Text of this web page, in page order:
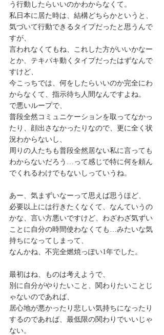
う行動したらいいのかわからなくて。
私日本に居た時は、結構どちらかというと、
気づいて行動できるタイプだったと思うんで
すが、
言われなくてもね、これした方がいいかなー
とか、テキパキ動くタイプだったはずなんで
すけど、
今こっちでは、何をしたらいいのか完全にわ
からなくて、指示待ち人間なんですよね。
で悪いループで、
普段全然コミュニケーションを取ってなかっ
たり、顔出さなかったりなので、更に全く状
況わからないし、
周りの人たちも普段全然居ない私に言っても
わからないだろう…って感じで特に何を頼ん
でくれるわけでもないしっていうね。
あー、気まずいなーって思えば思うほど、
必要以上には行きたくなくて、なんていうの
かな、言い方悪いですけど、わざわざ気ずい
ことに自分の時間使わなくても…みたいな気
持ちになってしまって、
なんかね、不完全燃焼っぽい1年でした。
最初はね、ものは考えようで、
別に自分がやりたいこと、関わりたいことじ
ゃないのであれば、
居心地が悪かったり悲しい気持ちになったり
するのであれば、最低限の関わりでいいじゃ
ない。